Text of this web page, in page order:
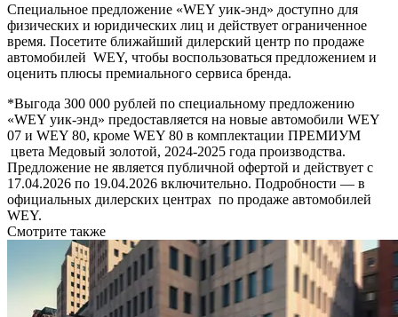
Специальное предложение «WEY уик-энд» доступно для
физических и юридических лиц и действует ограниченное
время. Посетите ближайший дилерский центр по продаже
автомобилей WEY, чтобы воспользоваться предложением и
оценить плюсы премиального сервиса бренда.
*Выгода 300 000 рублей по специальному предложению
«WEY уик-энд» предоставляется на новые автомобили WEY
07 и WEY 80, кроме WEY 80 в комплектации ПРЕМИУМ
цвета Медовый золотой, 2024-2025 года производства.
Предложение не является публичной офертой и действует с
17.04.2026 по 19.04.2026 включительно. Подробности — в
официальных дилерских центрах по продаже автомобилей
WEY.
Смотрите также